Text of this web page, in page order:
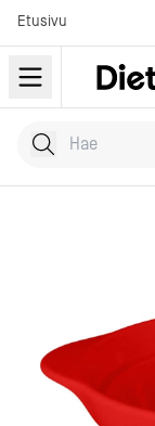
Etusivu
Hae tuotteita
Kirjoita hakusana...